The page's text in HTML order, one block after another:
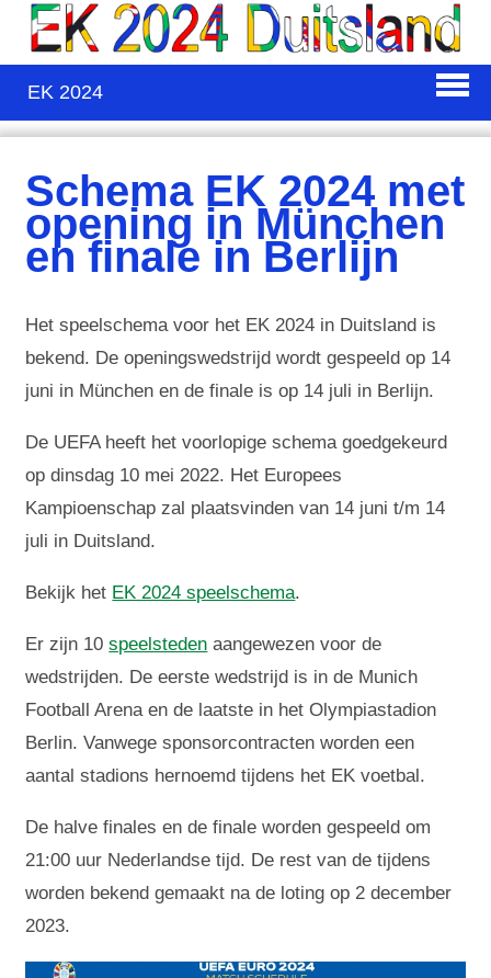
EK 2024
Schema EK 2024 met
opening in München
en finale in Berlijn
Het speelschema voor het EK 2024 in Duitsland is
bekend. De openingswedstrijd wordt gespeeld op 14
juni in München en de finale is op 14 juli in Berlijn.
De UEFA heeft het voorlopige schema goedgekeurd
op dinsdag 10 mei 2022. Het Europees
Kampioenschap zal plaatsvinden van 14 juni t/m 14
juli in Duitsland.
Bekijk het EK 2024 speelschema.
Er zijn 10speelsteden aangewezen voor de
wedstrijden. De eerste wedstrijd is in de Munich
Football Arena en de laatste in het Olympiastadion
Berlin. Vanwege sponsorcontracten worden een
aantal stadions hernoemd tijdens het EK voetbal.
De halve finales en de finale worden gespeeld om
21:00 uur Nederlandse tijd. De rest van de tijdens
worden bekend gemaakt na de loting op 2 december
2023.